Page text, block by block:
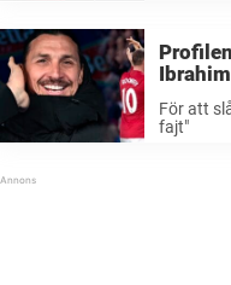
att slå
i en
För att
fajt"